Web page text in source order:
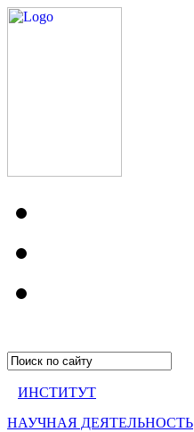
ИНСТИТУТ
НАУЧНАЯ ДЕЯТЕЛЬНОСТЬ